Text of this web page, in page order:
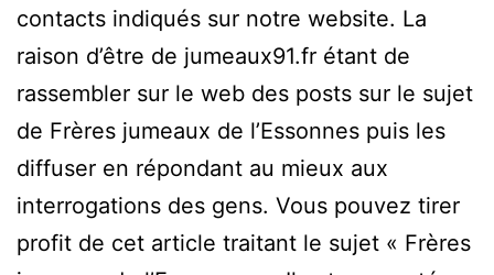
contacts indiqués sur notre website. La
raison d’être de jumeaux91.fr étant de
rassembler sur le web des posts sur le sujet
de Frères jumeaux de l’Essonnes puis les
diffuser en répondant au mieux aux
interrogations des gens. Vous pouvez tirer
profit de cet article traitant le sujet « Frères